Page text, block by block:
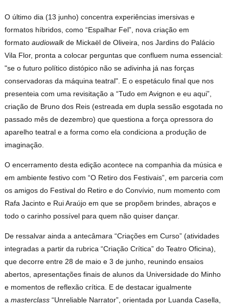
O último dia (13 junho) concentra experiências imersivas e
formatos híbridos, como “Espalhar Fel”, nova criação em
formatoaudiowalkde Mickaël de Oliveira, nos Jardins do Palácio
Vila Flor, pronta a colocar perguntas que confluem numa essencial:
"se o futuro político distópico não se adivinha já nas forças
conservadoras da máquina teatral". E o espetáculo final que nos
presenteia com uma revisitação a “Tudo em Avignon e eu aqui”,
criação de Bruno dos Reis (estreada em dupla sessão esgotada no
passado mês de dezembro) que questiona a força opressora do
aparelho teatral e a forma como ela condiciona a produção de
imaginação.
O encerramento desta edição acontece na companhia da música e
em ambiente festivo com “O Retiro dos Festivais”, em parceria com
os amigos do Festival do Retiro e do Convívio, num momento com
Rafa Jacinto e Rui Araújo em que se propõem brindes, abraços e
todo o carinho possível para quem não quiser dançar.
De ressalvar ainda a antecâmara “Criações em Curso” (atividades
integradas a partir da rubrica “Criação Crítica” do Teatro Oficina),
que decorre entre 28 de maio e 3 de junho, reunindo ensaios
abertos, apresentações finais de alunos da Universidade do Minho
e momentos de reflexão crítica. E de destacar igualmente
amasterclass “Unreliable Narrator”, orientada por Luanda Casella,